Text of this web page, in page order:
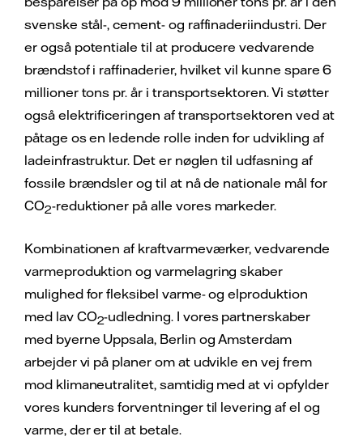
svenske stål-, cement- og raffinaderiindustri. Der
er også potentiale til at producere vedvarende
brændstof i raffinaderier, hvilket vil kunne spare 6
millioner tons pr. år i transportsektoren. Vi støtter
også elektrificeringen af transportsektoren ved at
påtage os en ledende rolle inden for udvikling af
ladeinfrastruktur. Det er nøglen til udfasning af
fossile brændsler og til at nå de nationale mål for
CO2-reduktioner på alle vores markeder.
Kombinationen af kraftvarmeværker, vedvarende
varmeproduktion og varmelagring skaber
mulighed for fleksibel varme- og elproduktion
med lav CO2-udledning. I vores partnerskaber
med byerne Uppsala, Berlin og Amsterdam
arbejder vi på planer om at udvikle en vej frem
mod klimaneutralitet, samtidig med at vi opfylder
vores kunders forventninger til levering af el og
varme, der er til at betale.